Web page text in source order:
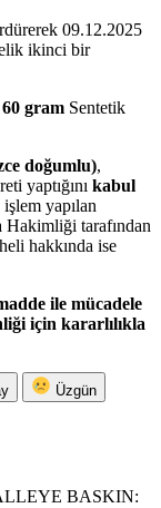
09.12.2025
ikinci bir
gram Sentetik
doğumlu),
yaptığını kabul
yapılan
Hakimliği tarafından
hakkında ise
ile mücadele
için kararlılıkla
Üzgün
BASKIN: